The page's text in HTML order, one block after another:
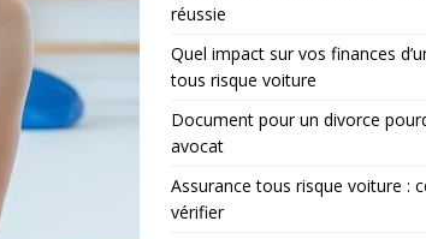
réussie
Quel impact sur vos finances
tous risque voiture
Document pour un divorce
avocat
Assurance tous risque voiture :
vérifier